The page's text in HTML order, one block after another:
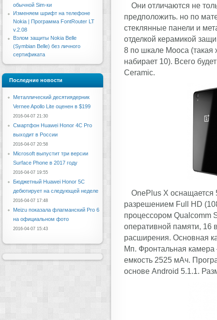
Они отличаются не
предположить. но по
стеклянные панели и
отделкой керамикой
8 по шкале Мооса (такая
набирает 10). Всего
Ceramic.
OnePlus X
разрешением Full HD
процессором Qualcomm
оперативной памяти, 16
расширения. Основная
Мп. Фронтальная камера
емкость 2525 мАч.
основе Android 5.1.1.
обычной Sim-ки
Изменяем шрифт на телефоне
Nokia | Программа FontRouter LT
v.2.08
Взлом защиты Nokia Belle
(Symbian Belle) без личного
сертификата
Последние новости
Металлический десятиядерник
Vernee Apollo Lite оценен в $199
2016-04-07 21:30
Смартфон Huawei Honor 4C Pro
выходит в России
2016-04-07 20:58
Microsoft выпустит три версии
Surface Phone в 2017 году
2016-04-07 19:55
Бюджетный Huawei Honor 5C
дебютирует на следующей неделе
2016-04-07 17:48
Meizu показала флагманский Pro 6
на официальном фото
2016-04-07 15:43